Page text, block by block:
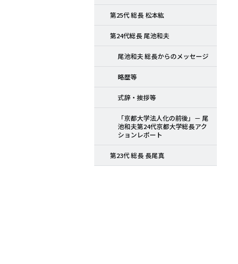
第25代 総長 松本紘
第24代総長 尾池和夫
尾池和夫 総長からのメッセージ
略歴等
式辞・挨拶等
「京都大学法人化の前後」－ 尾
池和夫第24代京都大学総長アク
ションレポート
第23代 総長 長尾真